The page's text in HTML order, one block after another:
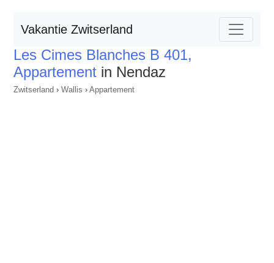
Vakantie Zwitserland
Les Cimes Blanches B 401,
Appartement in Nendaz
Zwitserland › Wallis › Appartement